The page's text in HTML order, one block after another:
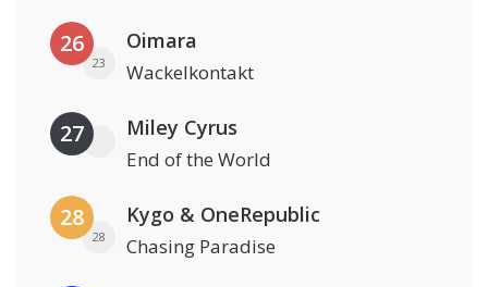
26
23
Oimara
Wackelkontakt
27 Miley Cyrus
End of the World
28
28
Kygo & OneRepublic
Chasing Paradise